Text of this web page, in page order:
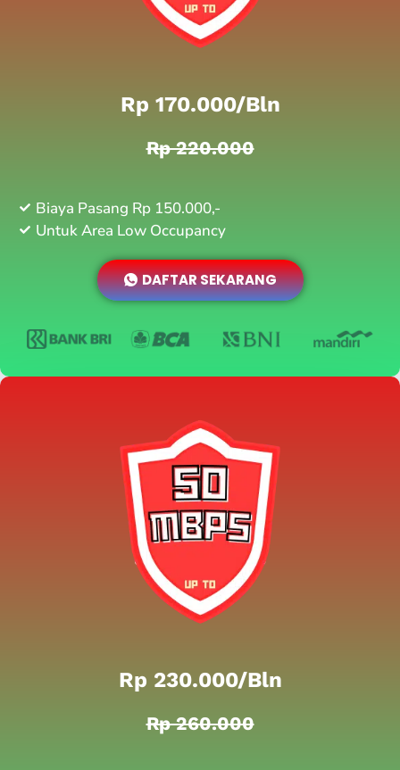
Rp 170.000/bln
Rp 220.000
Biaya Pasang Rp 150.000,-
Untuk Area Low Occupancy
DAFTAR SEKARANG
Rp 230.000/bln
Rp 260.000